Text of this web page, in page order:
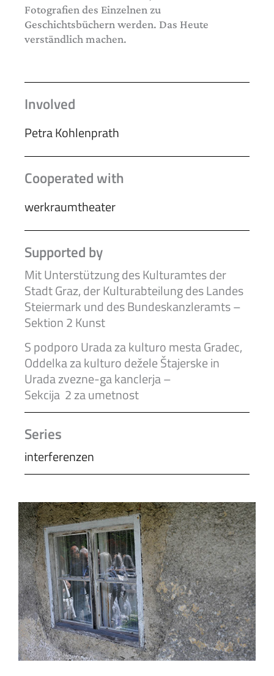
Fotografien des Einzelnen zu
Geschichtsbüchern werden. Das Heute
verständlich machen.
Involved
Petra Kohlenprath
Cooperated with
werkraumtheater
Supported by
Mit Unterstützung des Kulturamtes der
Stadt Graz, der Kulturabteilung des Landes
Steiermark und des Bundeskanzleramts –
Sektion 2 Kunst
S podporo Urada za kulturo mesta Gradec,
Oddelka za kulturo dežele Štajerske in
Urada zvezne-ga kanclerja –
Sekcija 2 za umetnost
Series
interferenzen